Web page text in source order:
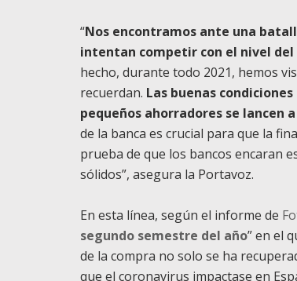
“Nos encontramos ante una
intentan competir con el nivel
hecho, durante todo 2021, hemos
recuerdan. Las buenas
pequeños ahorradores se lancen
de la banca es crucial para que la
prueba de que los bancos encaran
sólidos”, asegura la Portavoz.
En esta línea, según el informe de
segundo semestre del año” en el
de la compra no solo se ha
que el coronavirus impactase en